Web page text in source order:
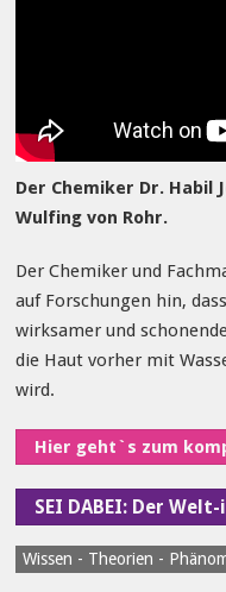
Der Chemiker Dr. Habil
Wulfing von Rohr.
Der Chemiker und
auf Forschungen hin,
wirksamer und
die Haut vorher mit
wird.
Hier geht`s zum
SEI DABEI: Der
Wissen - Theorien -